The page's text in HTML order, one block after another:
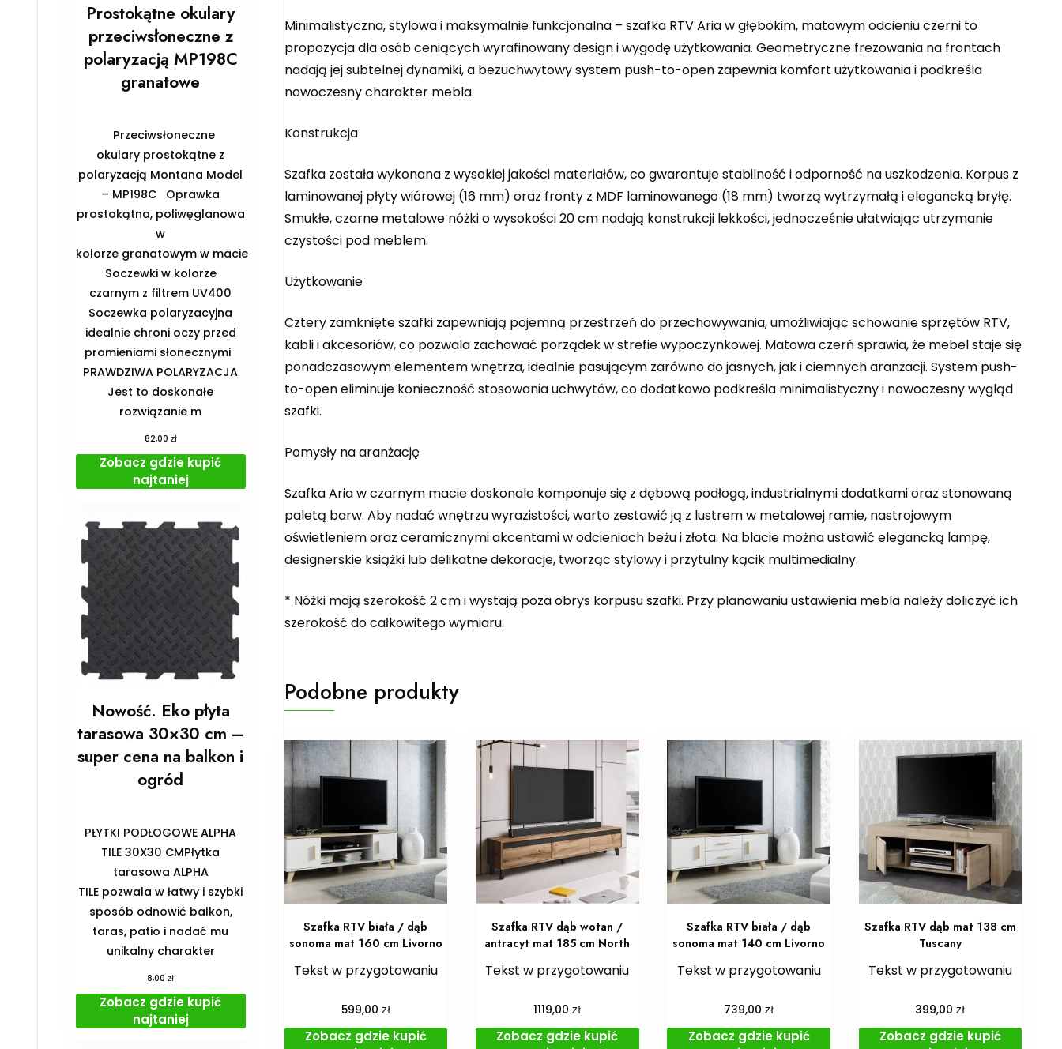
Minimalistyczna, stylowa i maksymalnie funkcjonalna – szafka RTV Aria w głębokim, matowym odcieniu czerni to
propozycja dla osób ceniących wyrafinowany design i wygodę użytkowania. Geometryczne frezowania na frontach
nadają jej subtelnej dynamiki, a bezuchwytowy system push-to-open zapewnia komfort użytkowania i podkreśla
nowoczesny charakter mebla.
Konstrukcja
Szafka została wykonana z wysokiej jakości materiałów, co gwarantuje stabilność i odporność na uszkodzenia. Korpus z
laminowanej płyty wiórowej (16 mm) oraz fronty z MDF laminowanego (18 mm) tworzą wytrzymałą i elegancką bryłę.
Smukłe, czarne metalowe nóżki o wysokości 20 cm nadają konstrukcji lekkości, jednocześnie ułatwiając utrzymanie
czystości pod meblem.
Użytkowanie
Cztery zamknięte szafki zapewniają pojemną przestrzeń do przechowywania, umożliwiając schowanie sprzętów RTV,
kabli i akcesoriów, co pozwala zachować porządek w strefie wypoczynkowej. Matowa czerń sprawia, że mebel staje się
ponadczasowym elementem wnętrza, idealnie pasującym zarówno do jasnych, jak i ciemnych aranżacji. System push-
to-open eliminuje konieczność stosowania uchwytów, co dodatkowo podkreśla minimalistyczny i nowoczesny wygląd
szafki.
Pomysły na aranżację
Szafka Aria w czarnym macie doskonale komponuje się z dębową podłogą, industrialnymi dodatkami oraz stonowaną
paletą barw. Aby nadać wnętrzu wyrazistości, warto zestawić ją z lustrem w metalowej ramie, nastrojowym
oświetleniem oraz ceramicznymi akcentami w odcieniach beżu i złota. Na blacie można ustawić elegancką lampę,
designerskie książki lub delikatne dekoracje, tworząc stylowy i przytulny kącik multimedialny.
* Nóżki mają szerokość 2 cm i wystają poza obrys korpusu szafki. Przy planowaniu ustawienia mebla należy doliczyć ich
szerokość do całkowitego wymiaru.
Podobne produkty
Szafka RTV biała / dąb
sonoma mat 160 cm Livorno
Tekst w przygotowaniu
599,00 zł
Zobacz gdzie kupić
Szafka RTV dąb wotan /
antracyt mat 185 cm North
Tekst w przygotowaniu
1119,00zł
Zobacz gdzie kupić
Szafka RTV biała / dąb
sonoma mat 140 cm Livorno
Tekst w przygotowaniu
739,00zł
Zobacz gdzie kupić
Szafka RTV dąb mat 138 cm
Tuscany
Tekst w przygotowaniu
399,00zł
Zobacz gdzie kupić
Prostokątne okulary
przeciwsłoneczne z
polaryzacją MP198C
granatowe
Przeciwsłoneczne
okulary prostokątne z
polaryzacją Montana Model
– MP198C Oprawka
prostokątna, poliwęglanowa
w
kolorze granatowym w macie
Soczewki w kolorze
czarnym z filtrem UV400
Soczewka polaryzacyjna
idealnie chroni oczy przed
promieniami słonecznymi
PRAWDZIWA POLARYZACJA
Jest to doskonałe
rozwiązanie m
82,00 zł
Zobacz gdzie kupić
najtaniej
Nowość. Eko płyta
tarasowa 30×30 cm –
super cena na balkon i
ogród
PŁYTKI PODŁOGOWE ALPHA
TILE 30X30 CMPłytka
tarasowa ALPHA
TILE pozwala w łatwy i szybki
sposób odnowić balkon,
taras, patio i nadać mu
unikalny charakter
8,00zł
Zobacz gdzie kupić
najtaniej